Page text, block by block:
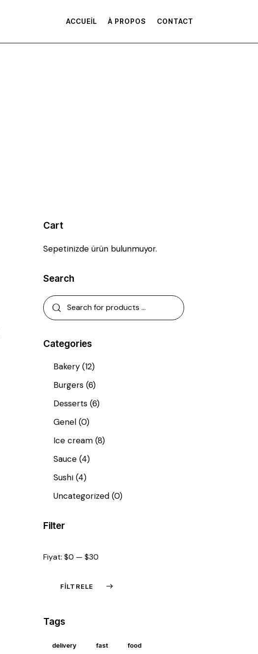
ACCUEIL À PROPOS CONTACT
Cart
Sepetinizde ürün bulunmuyor.
Search
Categories
Bakery (12)
Burgers (6)
Desserts (6)
Genel (0)
Ice cream (8)
Sauce (4)
Sushi (4)
Uncategorized (0)
Filter
düşük
fiyat
yüksek
fiyat
FILTRELE
Fiyat:$0 —$30
Tags
delivery fast food